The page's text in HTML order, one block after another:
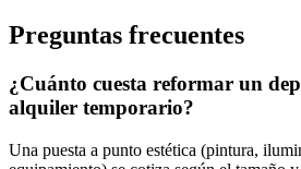
Preguntas frecuentes
¿Cuánto cuesta reformar un
alquiler temporario?
Una puesta a punto estética (pintura,